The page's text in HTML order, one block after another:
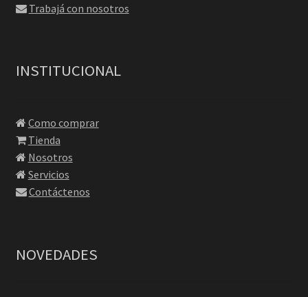
Trabajá con nosotros
INSTITUCIONAL
Como comprar
Tienda
Nosotros
Servicios
Contáctenos
NOVEDADES